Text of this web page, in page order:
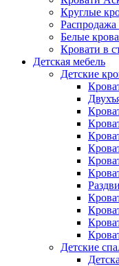
Круглые
Распродажа
Белые
Кровати в
Детская мебель
Детские
Детские